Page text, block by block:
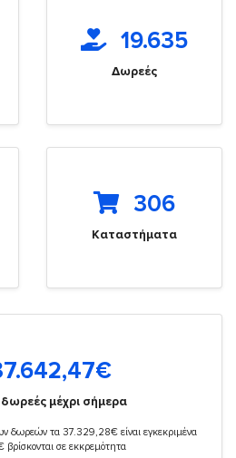
19.635
Δωρεές
306
Καταστήματα
€
δωρεές μέχρι σήμερα
δωρεών τα 37.329,28€ είναι εγκεκριμένα
βρίσκονται σε εκκρεμότητα